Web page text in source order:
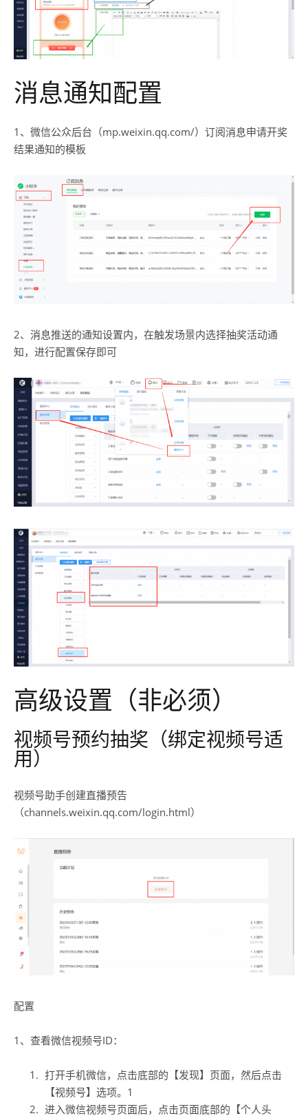
消息通知配置
1、微信公众后台（mp.weixin.qq.com/）订阅消息申请开奖
结果通知的模板
2、消息推送的通知设置内，在触发场景内选择抽奖活动通
知，进行配置保存即可
高级设置（非必须）
视频号预约抽奖（绑定视频号适
用）
视频号助手创建直播预告
（channels.weixin.qq.com/login.html）
配置
1、查看微信视频号ID：
打开手机微信，点击底部的【发现】页面，然后点击
【视频号】选项。‌1
进入微信视频号页面后，点击页面底部的【个人头